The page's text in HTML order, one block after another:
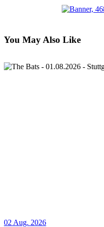
You May Also Like
02 Aug. 2026